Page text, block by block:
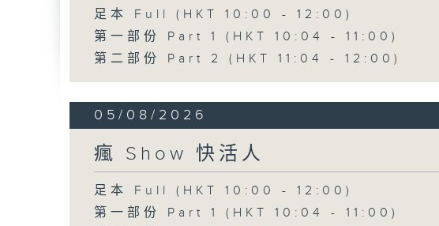
足本 Full (HKT 10:00 - 12:00)
第一部份 Part 1 (HKT 10:04 - 11:00)
第二部份 Part 2 (HKT 11:04 - 12:00)
05/08/2026
瘋 Show 快活人
足本 Full (HKT 10:00 - 12:00)
第一部份 Part 1 (HKT 10:04 - 11:00)